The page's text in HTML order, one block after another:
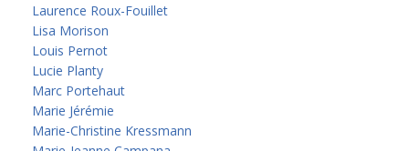
Laurence Roux-Fouillet
Lisa Morison
Louis Pernot
Lucie Planty
Marc Portehaut
Marie Jérémie
Marie-Christine Kressmann